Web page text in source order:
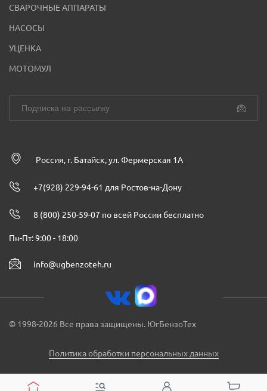
СВАРОЧНЫЕ АППАРАТЫ
НАСОСЫ
УЦЕНКА
МОТОМУЛ
Россия, г. Батайск, ул. Фермерская 1А
+7(928) 229-94-61 для Ростов-на-Дону
8 (800) 250-59-07 по всей России бесплатно
Пн-Пт: 9:00 - 18:00
info@ugbenzoteh.ru
© 1998-2026 Все права защищены. ЮгБензоТех
Политика обработки персональных данных